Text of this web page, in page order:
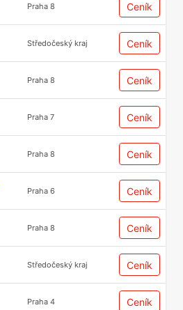
Praha 8 Ceník
Středočeský kraj Ceník
Praha 8 Ceník
Praha 7 Ceník
Praha 8 Ceník
Praha 6 Ceník
Praha 8 Ceník
Středočeský kraj Ceník
Praha 4 Ceník